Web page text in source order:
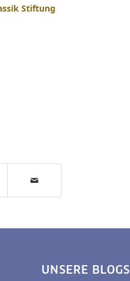
Stiftung
UNSERE BLOGS